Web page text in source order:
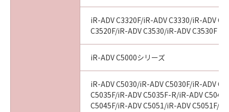
iR-ADV C3320F/iR-ADV C3330/iR-ADV
C3520F/iR-ADV C3530/iR-ADV C3530F
iR-ADV C5000シリーズ
iR-ADV C5030/iR-ADV C5030F/iR-ADV
C5035F/iR-ADV C5035F-R/iR-ADV
C5045F/iR-ADV C5051/iR-ADV C5051F/